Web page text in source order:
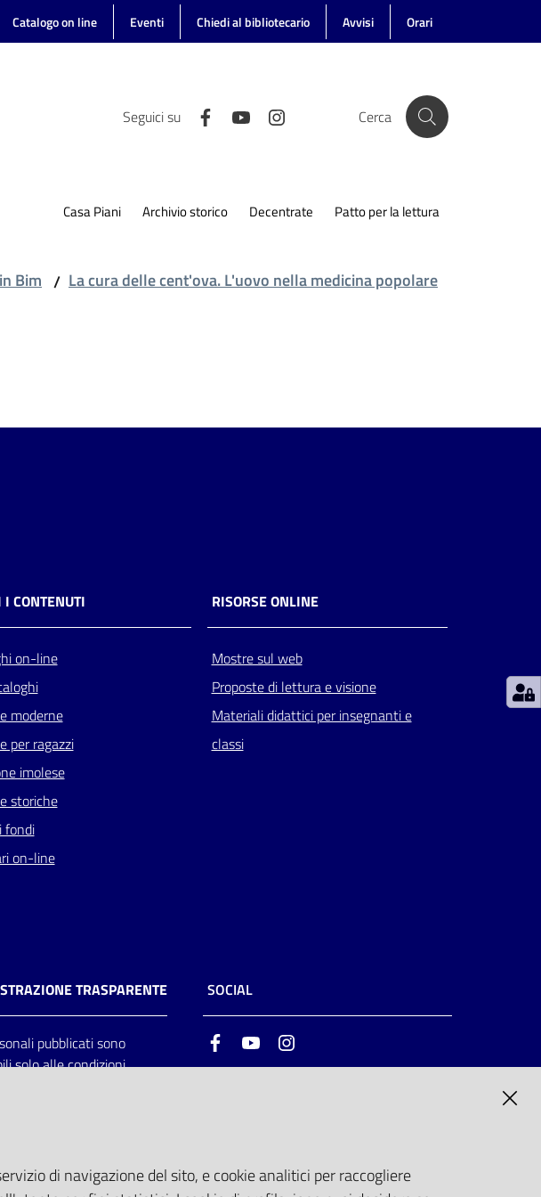
Catalogo on line Eventi Chiedi al bibliotecario Avvisi Orari
Seguici su Cerca
Casa Piani Archivio storico Decentrate Patto per la lettura
Bim / La cura delle cent'ova. L'uovo nella medicina popolare
I CONTENUTI
on-line
moderne
per ragazzi
imolese
storiche
fondi
on-line
RISORSE ONLINE
Mostre sul web
Proposte di lettura e visione
Materiali didattici per insegnanti e
classi
TRASPARENTE
pubblicati sono
solo alle condizioni
SOCIAL
FacebookYoutube
di navigazione del sito, e cookie analitici per raccogliere